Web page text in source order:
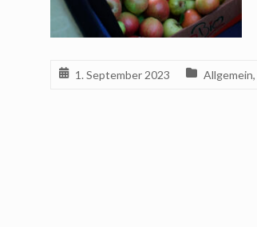
1. September 2023 Allgemein,